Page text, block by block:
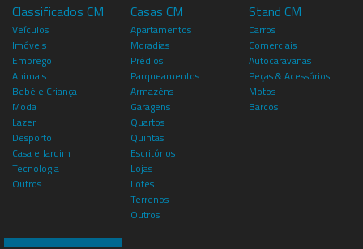
Classificados CM
Veículos
Imóveis
Emprego
Animais
Bebé e Criança
Moda
Lazer
Desporto
Casa e Jardim
Tecnologia
Outros
Casas CM
Apartamentos
Moradias
Prédios
Parqueamentos
Armazéns
Garagens
Quartos
Quintas
Escritórios
Lojas
Lotes
Terrenos
Outros
Stand CM
Carros
Comerciais
Autocaravanas
Peças & Acessórios
Motos
Barcos